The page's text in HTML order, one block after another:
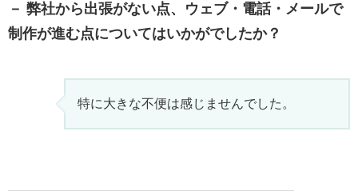
－ 弊社から出張がない点、ウェブ・電話・メールで
制作が進む点についてはいかがでしたか？
特に大きな不便は感じませんでした。